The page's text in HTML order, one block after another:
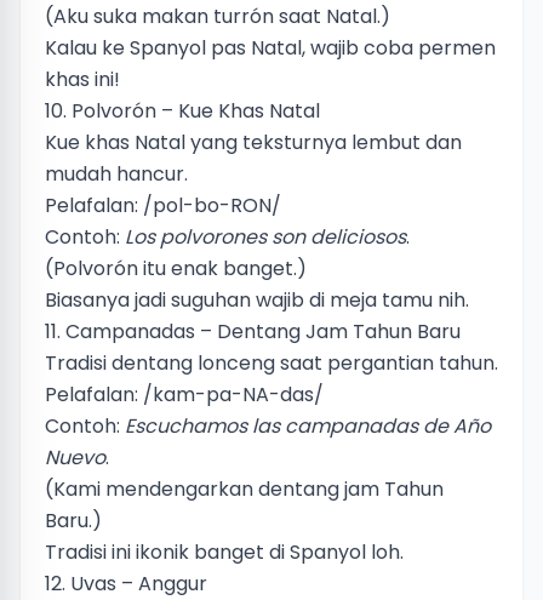
(Aku suka makan turrón saat Natal.)
Kalau ke Spanyol pas Natal, wajib coba permen
khas ini!
10. Polvorón – Kue Khas Natal
Kue khas Natal yang teksturnya lembut dan
mudah hancur.
Pelafalan: /pol-bo-RON/
Contoh: Los polvorones son deliciosos.
(Polvorón itu enak banget.)
Biasanya jadi suguhan wajib di meja tamu nih.
11. Campanadas – Dentang Jam Tahun Baru
Tradisi dentang lonceng saat pergantian tahun.
Pelafalan: /kam-pa-NA-das/
Contoh: Escuchamos las campanadas de Año
Nuevo.
(Kami mendengarkan dentang jam Tahun
Baru.)
Tradisi ini ikonik banget di Spanyol loh.
12. Uvas – Anggur